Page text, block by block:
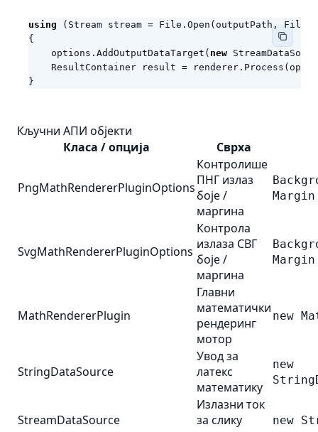
using ( Stream stream = File . Open ( outputPath ,
{
options . AddOutputDataTarget ( new
ResultContainer
result = renderer . Process (
}
Кључни АПИ објекти
Класа / опција
Сврха
PngMathRendererPluginOptions
Контролише
ПНГ излаз
боје /
маргина
Margin
SvgMathRendererPluginOptions
Контрола
излаза СВГ
боје /
маргина
Margin
MathRendererPlugin
Главни
математички
рендеринг
мотор
new
StringDataSource
Увод за
латекс
математику
new
StreamDataSource
Излазни ток
за слику
new